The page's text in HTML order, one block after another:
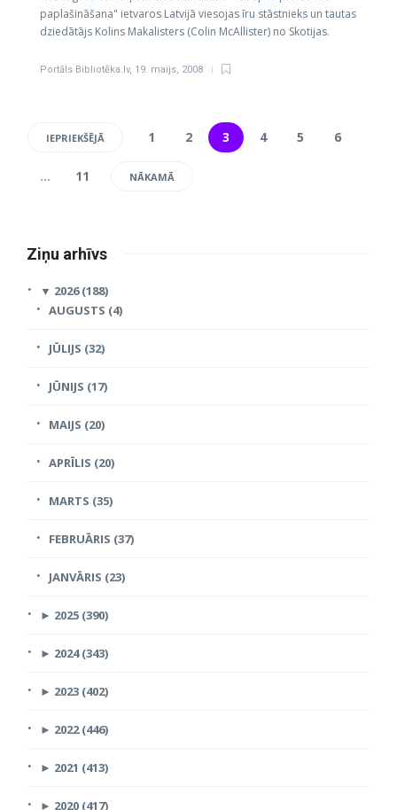
paplašināšana" ietvaros Latvijā viesojas īru stāstnieks un tautas
dziedātājs Kolins Makalisters (Colin McAllister) no Skotijas.
Portāls Bibliotēka.lv, 19. maijs, 2008
IEPRIEKŠĒJĀ 1 2 3 4 5 6
… 11 NĀKAMĀ
Ziņu arhīvs
▼ 2026 (188)
AUGUSTS (4)
JŪLIJS (32)
JŪNIJS (17)
MAIJS (20)
APRĪLIS (20)
MARTS (35)
FEBRUĀRIS (37)
JANVĀRIS (23)
► 2025 (390)
► 2024 (343)
► 2023 (402)
► 2022 (446)
► 2021 (413)
► 2020 (417)